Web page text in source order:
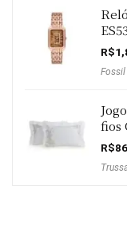
R$
Fossil
fios
R$